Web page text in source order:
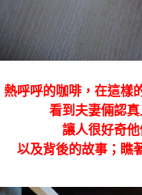
熱呼呼的咖啡，在這樣
看到夫妻倆認真
讓人很好奇他
以及背後的故事；瞧